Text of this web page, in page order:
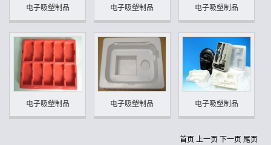
电子吸塑制品 电子吸塑制品 电子吸塑制品
电子吸塑制品 电子吸塑制品 电子吸塑制品
首页 上一页 下一页 尾页